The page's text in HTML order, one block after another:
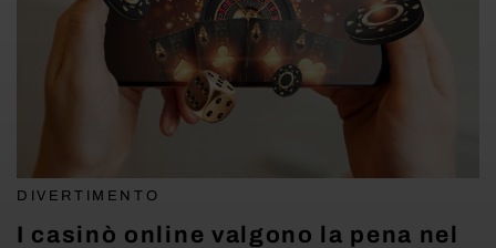
DIVERTIMENTO
I casinò online valgono la pena nel